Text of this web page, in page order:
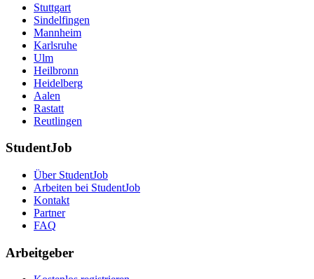
Stuttgart
Sindelfingen
Mannheim
Karlsruhe
Ulm
Heilbronn
Heidelberg
Aalen
Rastatt
Reutlingen
StudentJob
Über StudentJob
Arbeiten bei StudentJob
Kontakt
Partner
FAQ
Arbeitgeber